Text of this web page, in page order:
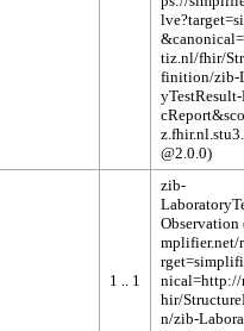
1 .. 1
zib-
Observation